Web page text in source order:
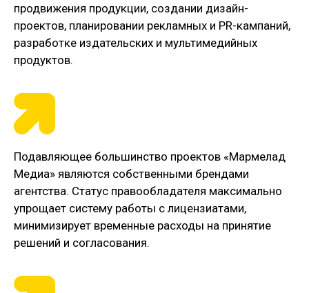
продвижения продукции, создании дизайн-
проектов, планировании рекламных и PR-кампаний,
разработке издательских и мультимедийных
продуктов.
Подавляющее большинство проектов «Мармелад
Медиа» являются собственными брендами
агентства. Статус правообладателя максимально
упрощает систему работы с лицензиатами,
минимизирует временные расходы на принятие
решений и согласования.